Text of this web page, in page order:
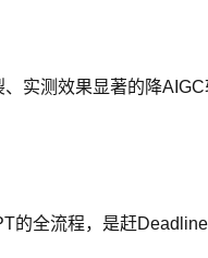
实测效果显著的降
的全流程，是赶Deadline